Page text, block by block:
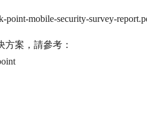
point-mobile-security-survey-
方案，請參考：